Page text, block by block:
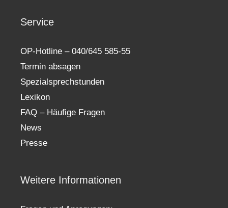
Service
OP-Hotline – 040/645 585-55
Termin absagen
Spezialsprechstunden
Lexikon
FAQ – Häufige Fragen
News
Presse
Weitere Informationen